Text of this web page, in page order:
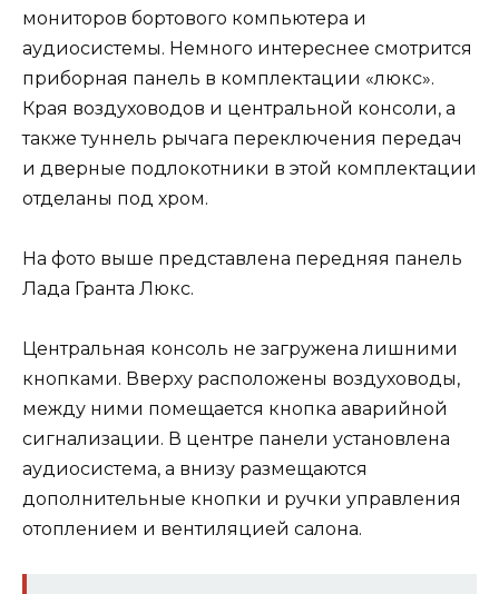
мониторов бортового компьютера и
аудиосистемы. Немного интереснее смотрится
приборная панель в комплектации «люкс».
Края воздуховодов и центральной консоли, а
также туннель рычага переключения передач
и дверные подлокотники в этой комплектации
отделаны под хром.
На фото выше представлена передняя панель
Лада Гранта Люкс.
Центральная консоль не загружена лишними
кнопками. Вверху расположены воздуховоды,
между ними помещается кнопка аварийной
сигнализации. В центре панели установлена
аудиосистема, а внизу размещаются
дополнительные кнопки и ручки управления
отоплением и вентиляцией салона.